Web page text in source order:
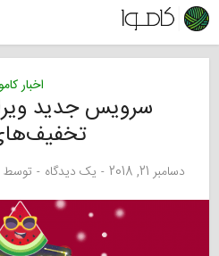
اخبار
سرویس جدید
دسامبر 21, 2018 یک دیدگاه توسط